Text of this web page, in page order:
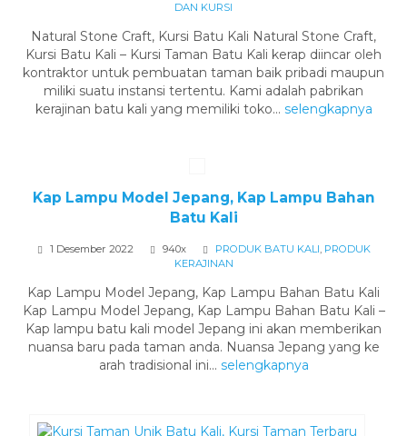
DAN KURSI
Natural Stone Craft, Kursi Batu Kali Natural Stone Craft,
Kursi Batu Kali – Kursi Taman Batu Kali kerap diincar oleh
kontraktor untuk pembuatan taman baik pribadi maupun
miliki suatu instansi tertentu. Kami adalah pabrikan
kerajinan batu kali yang memiliki toko... selengkapnya
Kap Lampu Model Jepang, Kap Lampu Bahan
Batu Kali
1 Desember 2022 940x PRODUK BATU KALI, PRODUK
KERAJINAN
Kap Lampu Model Jepang, Kap Lampu Bahan Batu Kali
Kap Lampu Model Jepang, Kap Lampu Bahan Batu Kali –
Kap lampu batu kali model Jepang ini akan memberikan
nuansa baru pada taman anda. Nuansa Jepang yang ke
arah tradisional ini... selengkapnya